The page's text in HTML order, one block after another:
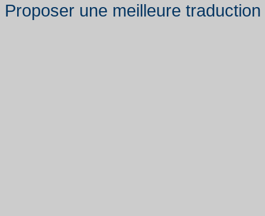
Proposer une meilleure traduction